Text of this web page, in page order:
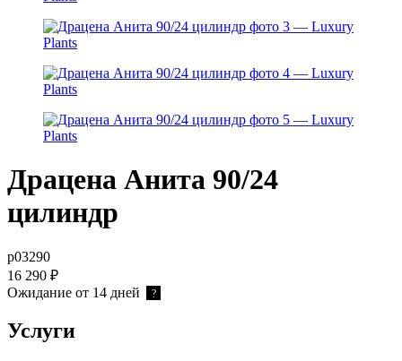
Драцена Анита 90/24
цилиндр
р03290
16 290 ₽
Ожидание от 14 дней
?
Услуги